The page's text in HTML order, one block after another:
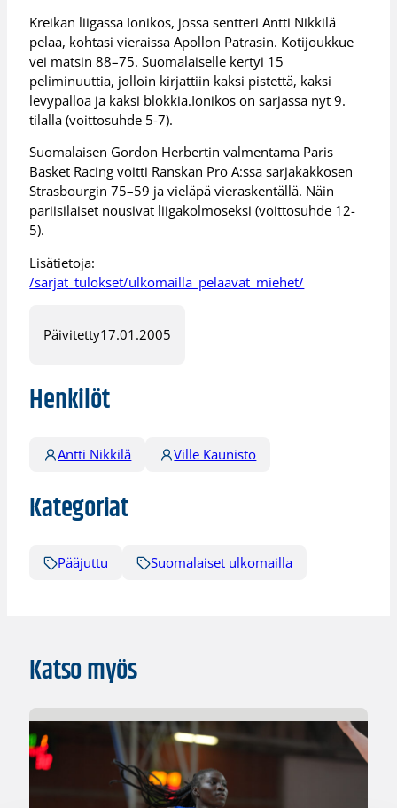
Kreikan liigassa Ionikos, jossa sentteri Antti Nikkilä
pelaa, kohtasi vieraissa Apollon Patrasin. Kotijoukkue
vei matsin 88–75. Suomalaiselle kertyi 15
peliminuuttia, jolloin kirjattiin kaksi pistettä, kaksi
levypalloa ja kaksi blokkia.Ionikos on sarjassa nyt 9.
tilalla (voittosuhde 5-7).
Suomalaisen Gordon Herbertin valmentama Paris
Basket Racing voitti Ranskan Pro A:ssa sarjakakkosen
Strasbourgin 75–59 ja vieläpä vieraskentällä. Näin
pariisilaiset nousivat liigakolmoseksi (voittosuhde 12-
5).
Lisätietoja:
/sarjat_tulokset/ulkomailla_pelaavat_miehet/
Päivitetty17.01.2005
Henkilöt
Antti Nikkilä Ville Kaunisto
Kategoriat
Pääjuttu Suomalaiset ulkomailla
Katso myös